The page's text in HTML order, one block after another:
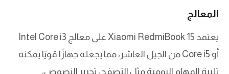
المعالج
يعتمد Xiaomi RedmiBook 15 على معالج Intel Core i3
أو Core i5 من الجيل العاشر، مما يجعله جهازًا قويًا يمكنه
تلبية المهام اليومية مثل التصفح، تحرير النصوص،